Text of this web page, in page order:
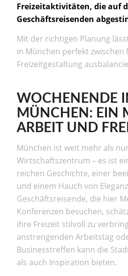
Freizeitaktivitäten, die auf
Geschäftsreisenden
Mit der richtigen Planung
in München perfekt zwischen
Freizeitgestaltung
WOCHENENDE
MÜNCHEN: EIN
ARBEIT UND
München ist weit mehr als
Wirtschaftszentrum – es ist
reichen Geschichte, einer
und einem Hauch von
Geschäftsreisende, die hier
Konferenzen besuchen,
ihre Freizeit stilvoll zu
anstrengenden Arbeitstag
Businesstreffen kann die
als auch Inspiration bieten.